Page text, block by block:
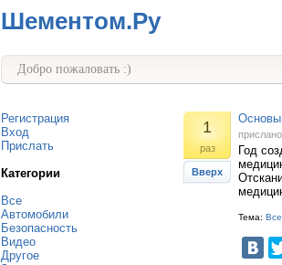
Шементом.Ру
Добро пожаловать :)
Регистрация
Вход
Прислать
Категории
Все
Автомобили
Безопасность
Видео
Другое
1
раз
Вверх
Основы
Год
Тема: Все